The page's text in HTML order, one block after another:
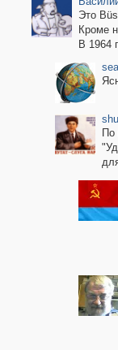
Это
Кроме
В 1964
По